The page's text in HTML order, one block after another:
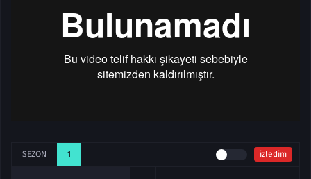
SEZON 1 izledim